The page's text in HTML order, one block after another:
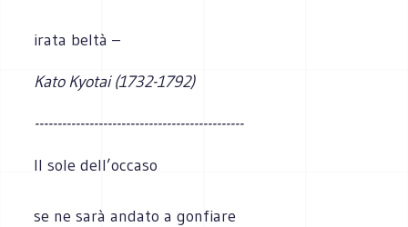
irata beltà –
Kato Kyotai (1732-1792)
----------------------------------------------
Il sole dell’occaso
se ne sarà andato a gonfiare